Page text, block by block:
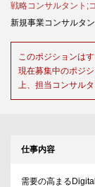
戦略コンサルタント;
新規事業コンサルタ
このポジションは
現在募集中のポジ
上、担当コンサル
仕事内容
需要の高まる